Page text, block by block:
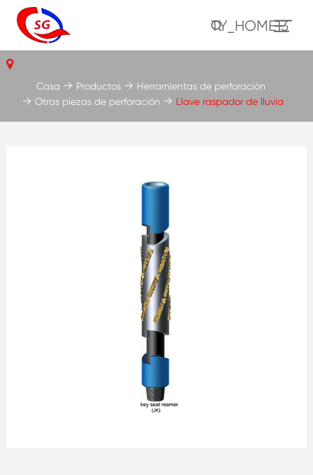
TY_HOME13
Casa Productos
Herramientas de perforación
Otras piezas de perforación
Llave raspador de lluvia